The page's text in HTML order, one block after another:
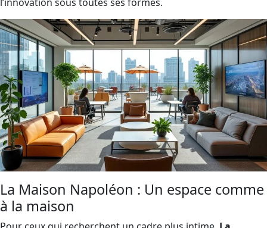
La Maison Napoléon : Un espace comme
à la maison